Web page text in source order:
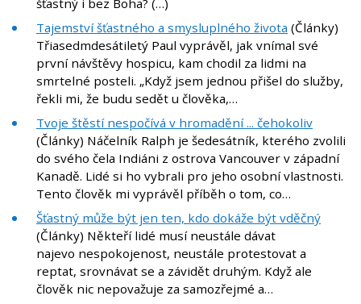
šťastný i bez Boha? (…)
Tajemství šťastného a smysluplného života (Články)
Třiasedmdesátiletý Paul vyprávěl, jak vnímal své
první návštěvy hospicu, kam chodil za lidmi na
smrtelné posteli. „Když jsem jednou přišel do služby,
řekli mi, že budu sedět u člověka,…
Tvoje štěstí nespočívá v hromadění ... čehokoliv
(Články) Náčelník Ralph je šedesátník, kterého zvolili
do svého čela Indiáni z ostrova Vancouver v západní
Kanadě. Lidé si ho vybrali pro jeho osobní vlastnosti.
Tento člověk mi vyprávěl příběh o tom, co…
Šťastný může být jen ten, kdo dokáže být vděčný
(Články) Někteří lidé musí neustále dávat
najevo nespokojenost, neustále protestovat a
reptat, srovnávat se a závidět druhým. Když ale
člověk nic nepovažuje za samozřejmé a…